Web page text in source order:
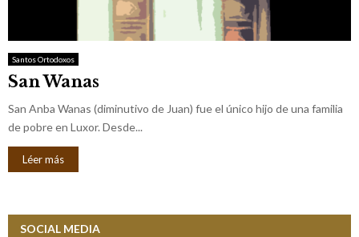
E
N
U
Santos Ortodoxos
San Wanas
San Anba Wanas (diminutivo de Juan) fue el único hijo de una familia
de pobre en Luxor. Desde...
Léer más
SOCIAL MEDIA